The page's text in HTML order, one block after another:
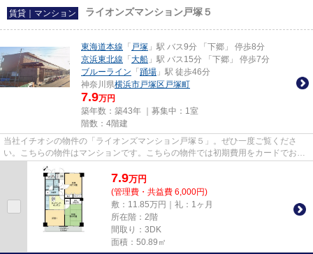
賃貸｜マンション ライオンズマンション戸塚５
東海道本線 「 戸塚 」駅 バス9分 「下郷」 停歩8分
京浜東北線 「 大船 」駅 バス15分 「下郷」 停歩7分
ブルーライン 「 踊場 」駅 徒歩46分
神奈川県横浜市戸塚区 戸塚町
7.9万円
築年数：築43年 ｜募集中： 1室
階数：4階建
当社イチオシの物件の「ライオンズマンション戸塚５」。ぜひ一度ご覧くださ
い。こちらの物件はマンションです。こちらの物件では初期費用をカードでお支
払いいただけます。東海道本線...
7.9万円
(管理費・共益費 6,000円)
敷：11.85万円｜礼：1ヶ月
所在階：2階
間取り：3DK
面積：50.89㎡